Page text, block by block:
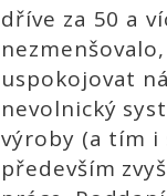
dříve za 50 a
uspokojovat
nevolnický
výroby (a tím i
především